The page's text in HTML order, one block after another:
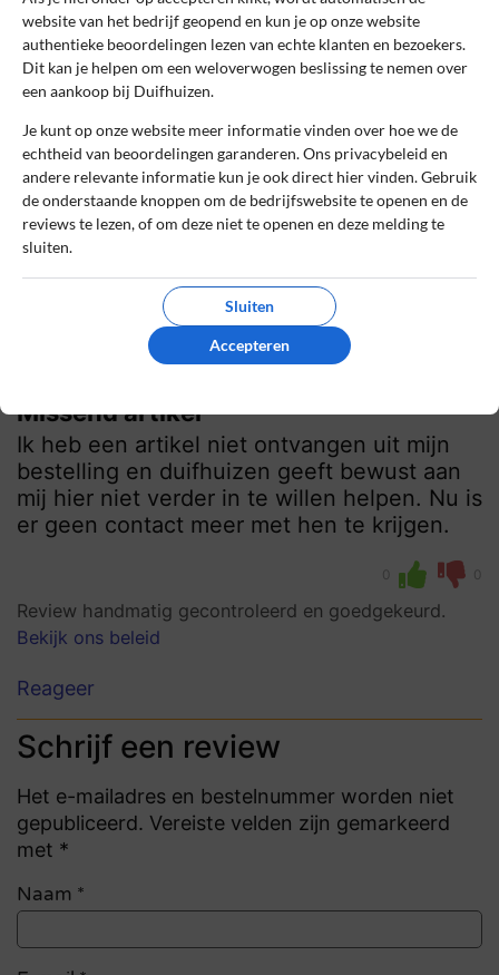
levering via de webshop en vriendelijk
personeel in de fysieke winkels. Altijd
mooie kwaliteit merken.
Review handmatig gecontroleerd en goedgekeurd.
Bekijk ons beleid
Reageer
13 april 2022, 18:04
Missend artikel
Ik heb een artikel niet ontvangen uit mijn
bestelling en duifhuizen geeft bewust aan
mij hier niet verder in te willen helpen. Nu is
er geen contact meer met hen te krijgen.
0 0
Review handmatig gecontroleerd en goedgekeurd.
Bekijk ons beleid
Reageer
Schrijf een review
Het e-mailadres en bestelnummer worden niet
gepubliceerd. Vereiste velden zijn gemarkeerd
met *
Naam *
website van het bedrijf geopend en kun je op onze website
authentieke beoordelingen lezen van echte klanten en bezoekers.
Dit kan je helpen om een weloverwogen beslissing te nemen over
een aankoop bij Duifhuizen.
Je kunt op onze website meer informatie vinden over hoe we de
echtheid van beoordelingen garanderen. Ons privacybeleid en
andere relevante informatie kun je ook direct hier vinden. Gebruik
de onderstaande knoppen om de bedrijfswebsite te openen en de
reviews te lezen, of om deze niet te openen en deze melding te
sluiten.
Sluiten
Accepteren